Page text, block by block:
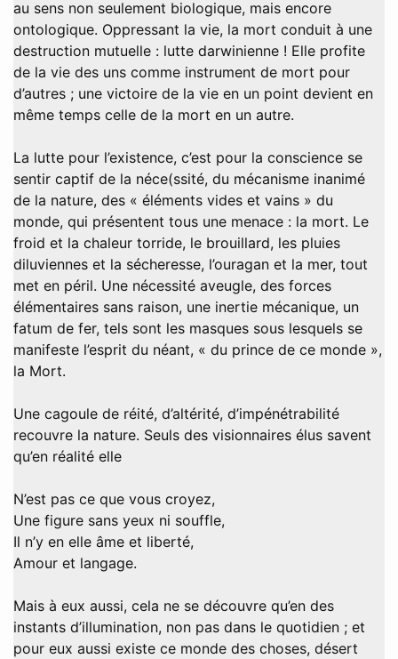
au sens non seulement biologique, mais encore
ontologique. Oppressant la vie, la mort conduit à une
destruction mutuelle : lutte darwinienne ! Elle profite
de la vie des uns comme instrument de mort pour
d’autres ; une victoire de la vie en un point devient en
même temps celle de la mort en un autre.
La lutte pour l’existence, c’est pour la conscience se
sentir captif de la néce(ssité, du mécanisme inanimé
de la nature, des « éléments vides et vains » du
monde, qui présentent tous une menace : la mort. Le
froid et la chaleur torride, le brouillard, les pluies
diluviennes et la sécheresse, l’ouragan et la mer, tout
met en péril. Une nécessité aveugle, des forces
élémentaires sans raison, une inertie mécanique, un
fatum de fer, tels sont les masques sous lesquels se
manifeste l’esprit du néant, « du prince de ce monde »,
la Mort.
Une cagoule de réité, d’altérité, d’impénétrabilité
recouvre la nature. Seuls des visionnaires élus savent
qu’en réalité elle
N’est pas ce que vous croyez,
Une figure sans yeux ni souffle,
Il n’y en elle âme et liberté,
Amour et langage.
Mais à eux aussi, cela ne se découvre qu’en des
instants d’illumination, non pas dans le quotidien ; et
pour eux aussi existe ce monde des choses, désert